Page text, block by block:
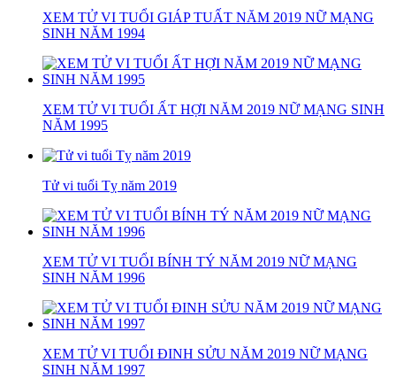
XEM TỬ VI TUỔI GIÁP TUẤT NĂM 2019 NỮ MẠNG
SINH NĂM 1994
XEM TỬ VI TUỔI ẤT HỢI NĂM 2019 NỮ MẠNG SINH
NĂM 1995
Tử vi tuổi Tỵ năm 2019
XEM TỬ VI TUỔI BÍNH TÝ NĂM 2019 NỮ MẠNG
SINH NĂM 1996
XEM TỬ VI TUỔI ĐINH SỬU NĂM 2019 NỮ MẠNG
SINH NĂM 1997